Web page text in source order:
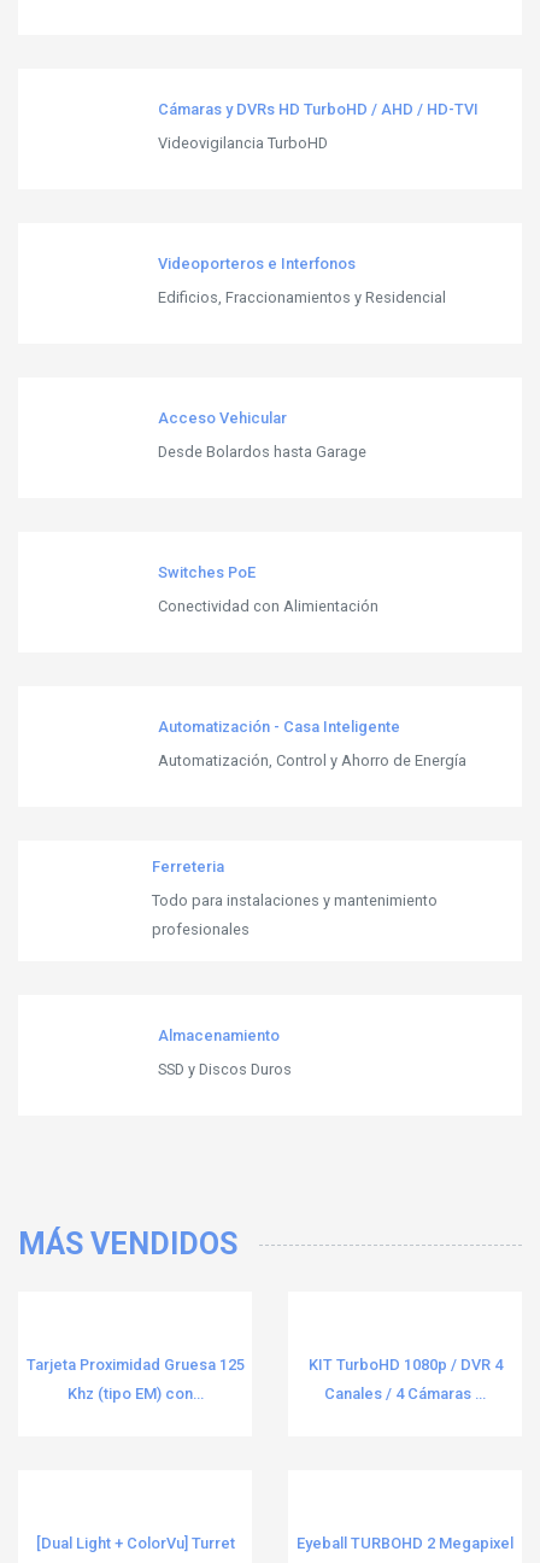
Cámaras y DVRs HD TurboHD / AHD / HD-TVI
Videovigilancia TurboHD
Videoporteros e Interfonos
Edificios, Fraccionamientos y Residencial
Acceso Vehicular
Desde Bolardos hasta Garage
Switches PoE
Conectividad con Alimientación
Automatización - Casa Inteligente
Automatización, Control y Ahorro de Energía
Ferreteria
Todo para instalaciones y mantenimiento
profesionales
Almacenamiento
SSD y Discos Duros
MÁS VENDIDOS
Tarjeta Proximidad Gruesa 125
Khz (tipo EM) con...
KIT TurboHD 1080p / DVR 4
Canales / 4 Cámaras ...
[Dual Light + ColorVu] Turret
Eyeball TURBOHD 2 Megapixel